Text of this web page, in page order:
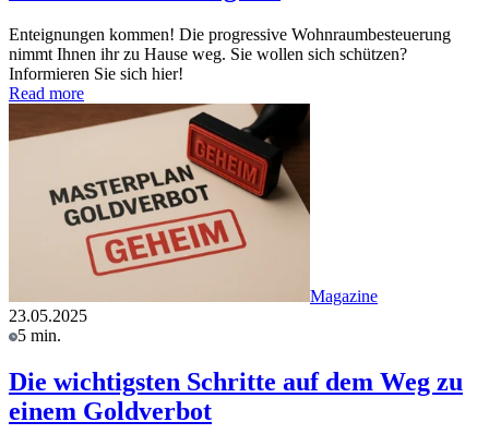
Enteignungen kommen! Die progressive Wohnraumbesteuerung
nimmt Ihnen ihr zu Hause weg. Sie wollen sich schützen?
Informieren Sie sich hier!
Read more
Magazine
23.05.2025
5 min.
Die wichtigsten Schritte auf dem Weg zu
einem Goldverbot